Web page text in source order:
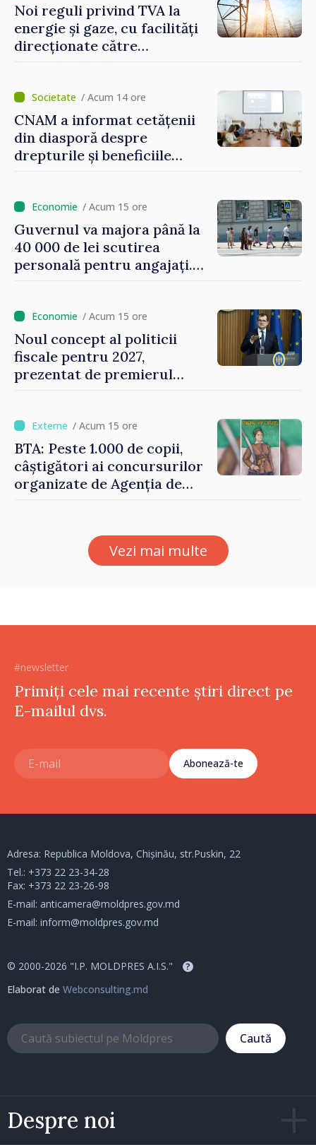
Noi reguli privind TVA la
energie și gaze, cu facilități
direcționate către
/ Acum 14 ore
CNAM a informat cetățenii
din diasporă despre
drepturile și beneficiile
/ Acum 15 ore
Guvernul va majora până la
40 000 de lei scutirea
personală pentru angajați.
oamenilor”/ Acum 15 ore
Noul concept al politicii
fiscale pentru 2027,
prezentat de premierul
investițiile, taxăm viciile și
echilibrăm taxarea
consumului”
/ Acum 15 ore
BTA: Peste 1.000 de copii,
câștigători ai concursurilor
organizate de Agenția de
Vezi mai multe
#newsletter
Primiți cele mai recente știri direct pe
E-mailul dvs.
Abonează-te
Despre noi
Adresa: Republica Moldova, Chișinău, str.Puskin, 22
Tel.: +373 22 23-34-28
Fax: +373 22 23-26-98
E-mail: anticamera@moldpres.gov.md
E-mail: inform@moldpres.gov.md
© 2000-2026 "I.P. MOLDPRES A.I.S." ?
Elaborat de Webconsulting.md
Caută